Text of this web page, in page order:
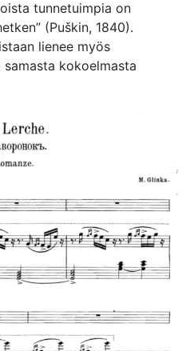
tunnetuimpia on
(Puškin, 1840).
lienee myös
samasta kokoelmasta